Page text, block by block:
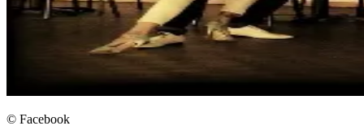
© Facebook